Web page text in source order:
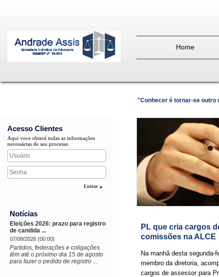
Home
"Conhecer é tornar-se outro
Acesso Clientes
Aqui voce obterá todas as informações
necessárias de seu processo
Entrar
Notícias
Eleições 2026: prazo para registro
de candida ...
07/08/2026 (00:00)
Partidos, federações e coligações
têm até o próximo dia 15 de agosto
para fazer o pedido de registro ...
PL que cria cargos
comissões na ALCE
Na manhã desta segunda-
membro da diretoria,
cargos de assessor para